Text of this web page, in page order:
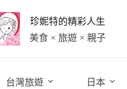
珍妮特的精彩人生
美食 × 旅遊 × 親子
台灣旅遊 日本